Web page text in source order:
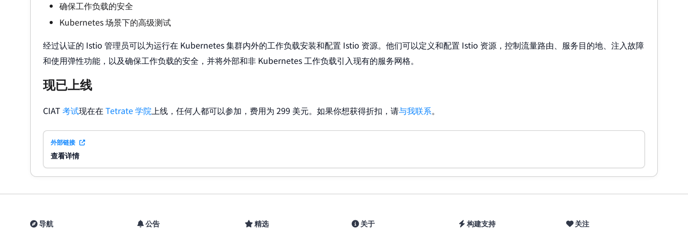
确保工作负载的安全
Kubernetes 场景下的高级测试
经过认证的 Istio 管理员可以为运行在 Kubernetes 集群内外的工作负载安装和配置 Istio 资源。他们可以定义和配置 Istio 资源，控制流量路由、服务目的地、注入故障
和使用弹性功能，以及确保工作负载的安全，并将外部和非 Kubernetes 工作负载引入现有的服务网格。
现已上线
CIAT 考试现在在 Tetrate 学院上线，任何人都可以参加，费用为 299 美元。如果你想获得折扣，请与我联系。
外部链接
查看详情
导航 公告 精选 关于 构建支持 关注